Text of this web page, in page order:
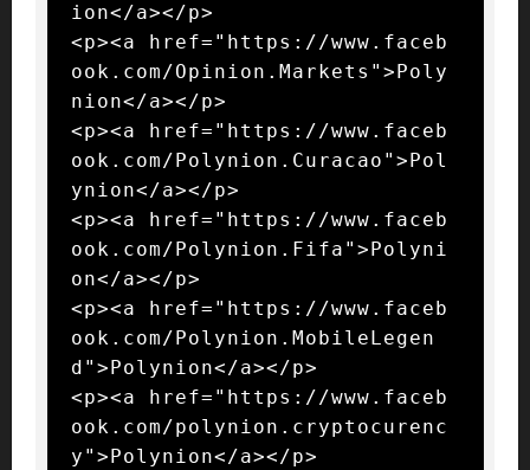
ion</a></p>
<p><a href="https://www.faceb
ook.com/Opinion.Markets">Poly
nion</a></p>
<p><a href="https://www.faceb
ook.com/Polynion.Curacao">Pol
ynion</a></p>
<p><a href="https://www.faceb
ook.com/Polynion.Fifa">Polyni
on</a></p>
<p><a href="https://www.faceb
ook.com/Polynion.MobileLegen
d">Polynion</a></p>
<p><a href="https://www.faceb
ook.com/polynion.cryptocurenc
y">Polynion</a></p>